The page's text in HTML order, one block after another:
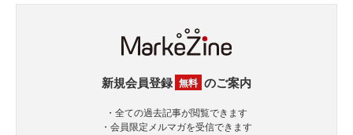
新規会員登録 無料 のご案内
・全ての過去記事が閲覧できます
・会員限定メルマガを受信できます